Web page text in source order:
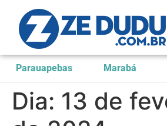
Parauapebas Marabá
Dia: 13 de